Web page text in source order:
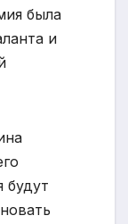
была
и
будут